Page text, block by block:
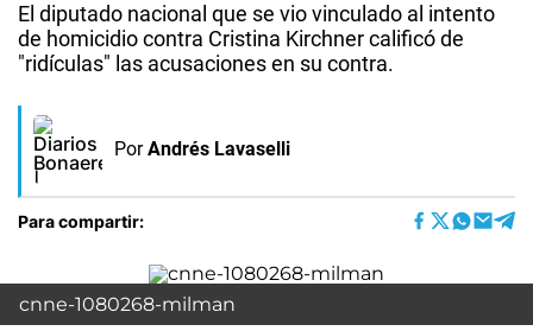
El diputado nacional que se vio vinculado al intento
de homicidio contra Cristina Kirchner calificó de
"ridículas" las acusaciones en su contra.
Por Andrés Lavaselli
Para compartir:
cnne-1080268-milman